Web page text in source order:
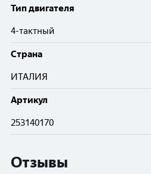
Тип двигателя
4-тактный
Cтрана
ИТАЛИЯ
Артикул
253140170
Отзывы